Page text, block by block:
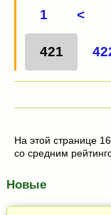
1 <
421
На этой странице
со средним
Новые